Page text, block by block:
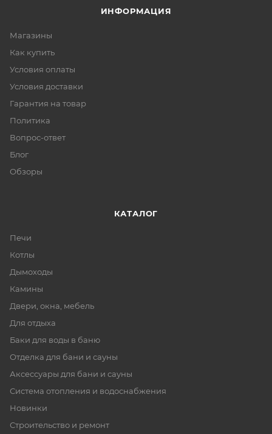
ИНФОРМАЦИЯ
Магазины
Как купить
Условия оплаты
Условия доставки
Гарантия на товар
Политика
Вопрос-ответ
Блог
Обзоры
КАТАЛОГ
Печи
Котлы
Дымоходы
Камины
Двери, окна, мебель
Для отдыха
Баки для воды в баню
Отделка для бани и сауны
Аксессуары для бани и сауны
Система отопления и водоснабжения
Новинки
Строительство и ремонт